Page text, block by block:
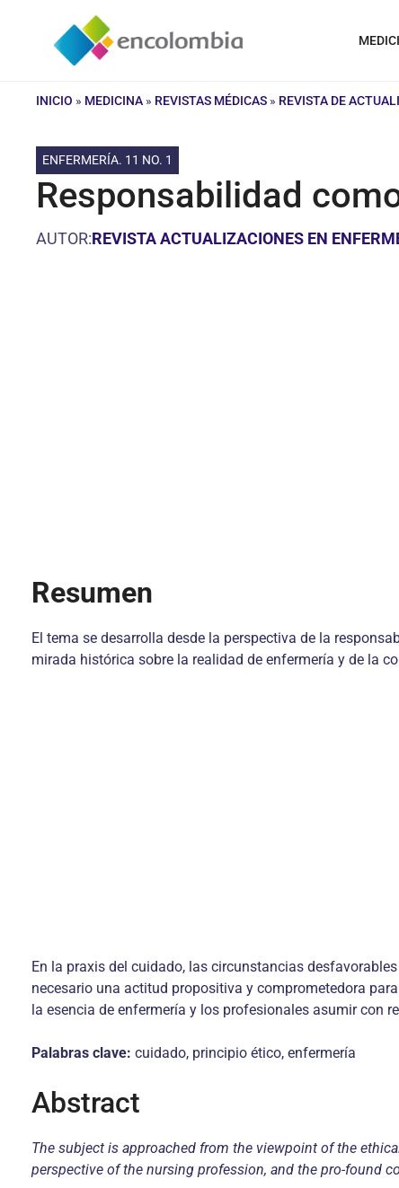
contenido
INICIO » MEDICINA » REVISTAS MÉDICAS » REVISTA DE
ENFERMERÍA. 11 NO. 1
Responsabilidad
AUTOR:REVISTA ACTUALIZACIONES EN
Resumen
El tema se desarrolla desde la perspectiva de la
mirada histórica sobre la realidad de enfermería y de la
En la praxis del cuidado, las circunstancias
necesario una actitud propositiva y comprometedora
la esencia de enfermería y los profesionales asumir con
Palabras clave: cuidado, principio ético, enfermería
Abstract
The subject is approached from the viewpoint of the
perspective of the nursing profession, and the pro-found